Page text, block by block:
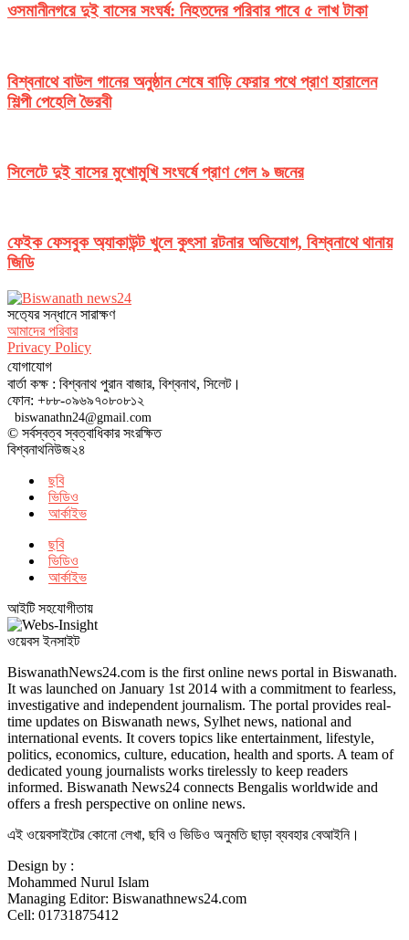
ওসমানীনগরে দুই বাসের সংঘর্ষ: নিহতদের পরিবার পাবে ৫ লাখ টাকা
বিশ্বনাথে বাউল গানের অনুষ্ঠান শেষে বাড়ি ফেরার পথে প্রাণ হারালেন
শিল্পী পেহেলি ভৈরবী
সিলেটে দুই বাসের মুখোমুখি সংঘর্ষে প্রাণ গেল ৯ জনের
ফেইক ফেসবুক অ্যাকাউন্ট খুলে কুৎসা রটনার অভিযোগ, বিশ্বনাথে থানায়
জিডি
সত‌্যের সন্ধানে সারাক্ষণ
আমাদের পরিবার
Privacy Policy
যোগাযোগ
বার্তা কক্ষ : বিশ্বনাথ পুরান বাজার, বিশ্বনাথ, সিলেট।
ফোন: +৮৮-০৯৬৯৭০৮০৮১২
biswanathn24@gmail.com
© সর্বস্বত্ব স্বত্বাধিকার সংরক্ষিত
বিশ্বনাথনিউজ২৪
ছবি
ভিডিও
আর্কাইভ
ছবি
ভিডিও
আর্কাইভ
আইটি সহযোগীতায়
ওয়েবস ইনসাইট
BiswanathNews24.com is the first online news portal in Biswanath.
It was launched on January 1st 2014 with a commitment to fearless,
investigative and independent journalism. The portal provides real-
time updates on Biswanath news, Sylhet news, national and
international events. It covers topics like entertainment, lifestyle,
politics, economics, culture, education, health and sports. A team of
dedicated young journalists works tirelessly to keep readers
informed. Biswanath News24 connects Bengalis worldwide and
offers a fresh perspective on online news.
এই ওয়েবসাইটের কোনো লেখা, ছবি ও ভিডিও অনুমতি ছাড়া ব্যবহার বেআইনি।
Design by :
Mohammed Nurul Islam
Managing Editor: Biswanathnews24.com
Cell: 01731875412